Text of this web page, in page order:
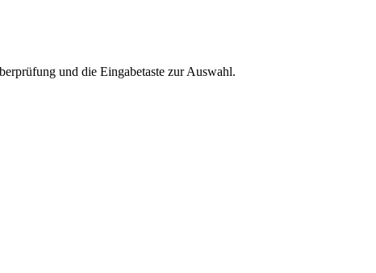
und die Eingabetaste zur Auswahl.